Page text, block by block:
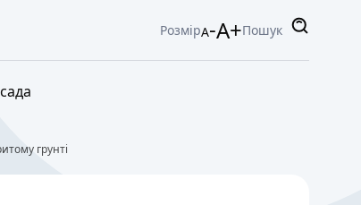
РозмірA-A+Пошук
грунті